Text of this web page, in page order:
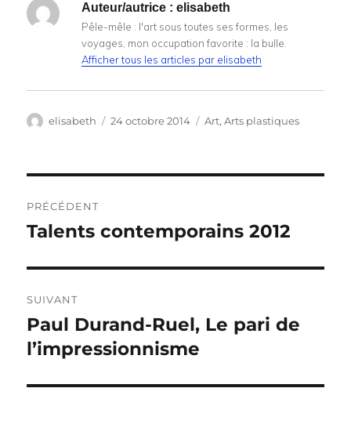
Auteur/autrice : elisabeth
Pêle-mêle : l'art sous toutes ses formes, les
voyages, mon occupation favorite : la bulle.
Afficher tous les articles par elisabeth
Auteur
elisabeth
Publié
24 octobre 2014 Catégories
Art,Arts plastiques
de
PRÉCÉDENT
Publication
Talents contemporains 2012
SUIVANT
Publication
suivante :
Paul Durand-Ruel, Le pari de
l’impressionnisme